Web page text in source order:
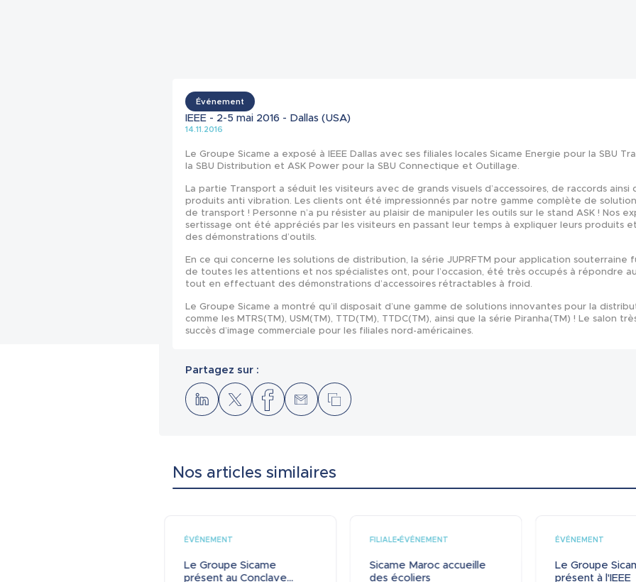
Événement
IEEE - 2-5 mai 2016 - Dallas (USA)
14.11.2016
Partagez sur :
Le Groupe Sicame a exposé à IEEE Dallas avec ses filiales locales Sicame Energie pour la SBU
la SBU Distribution et ASK Power pour la SBU Connectique et Outillage.
La partie Transport a séduit les visiteurs avec de grands visuels d’accessoires, de raccords
produits anti vibration. Les clients ont été impressionnés par notre gamme complète de
de transport ! Personne n’a pu résister au plaisir de manipuler les outils sur le stand ASK ! Nos
sertissage ont été appréciés par les visiteurs en passant leur temps à expliquer leurs produits
des démonstrations d’outils.
En ce qui concerne les solutions de distribution, la série JUPRFTM pour application
de toutes les attentions et nos spécialistes ont, pour l’occasion, été très occupés à répondre
tout en effectuant des démonstrations d’accessoires rétractables à froid.
Le Groupe Sicame a montré qu’il disposait d’une gamme de solutions innovantes pour la
comme les MTRS(TM), USM(TM), TTD(TM), TTDC(TM), ainsi que la série Piranha(TM) ! Le salon
succès d’image commerciale pour les filiales nord-américaines.
Nos articles similaires
ÉVÉNEMENT
Le Groupe Sicame
présent au Conclave...
FILIALE ÉVÉNEMENT
Sicame Maroc accueille
des écoliers
ÉVÉNEMENT
Le Groupe
présent à l'IEEE